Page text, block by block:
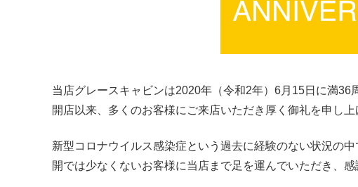
当店グレースキャビンは2020年（令和2年）6月15日に満
開店以来、多くのお客様にご来店いただき厚く御礼を申し上
新型コロナウイルス感染症という過去に経験のない状況の
開では少なくないお客様に当店まで足を運んでいただき、